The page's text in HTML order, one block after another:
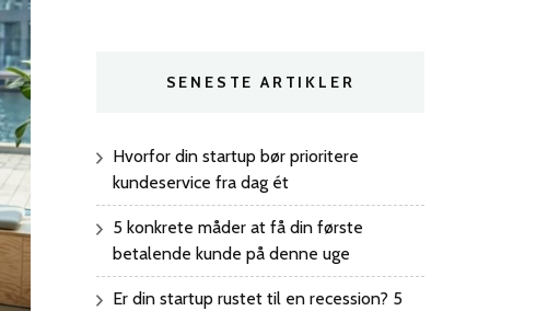
SENESTE ARTIKLER
Hvorfor din startup bør prioritere
kundeservice fra dag ét
5 konkrete måder at få din første
betalende kunde på denne uge
Er din startup rustet til en recession? 5